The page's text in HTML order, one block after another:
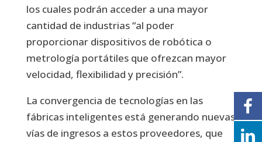
los cuales podrán acceder a una mayor
cantidad de industrias “al poder
proporcionar dispositivos de robótica o
metrología portátiles que ofrezcan mayor
velocidad, flexibilidad y precisión”.
La convergencia de tecnologías en las
fábricas inteligentes está generando nuevas
vías de ingresos a estos proveedores, que